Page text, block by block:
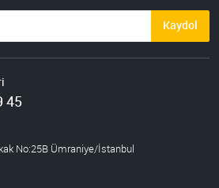
Kaydol
45
No:25B Ümraniye/İstanbul